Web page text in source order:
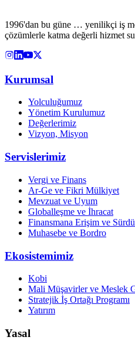
1996'dan bu güne … yenilikçi iş
çözümlerle katma değerli hizmet
Kurumsal
Yolculuğumuz
Yönetim Kurulumuz
Değerlerimiz
Vizyon, Misyon
Servislerimiz
Vergi ve Finans
Ar-Ge ve Fikri Mülkiyet
Mevzuat ve Uyum
Globalleşme ve İhracat
Finansmana Erişim ve
Muhasebe ve Bordro
Ekosistemimiz
Kobi
Mali Müşavirler ve Meslek
Stratejik İş Ortağı Programı
Yatırım
Yasal